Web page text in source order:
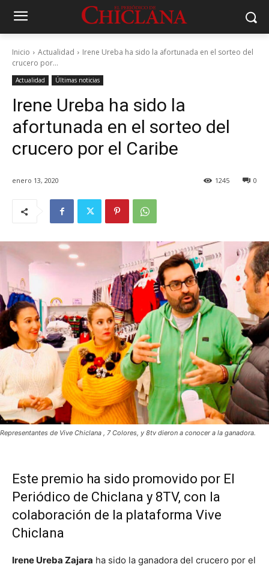
Inicio Actualidad
Irene Ureba ha sido la afortunada en el sorteo del
crucero por...
Actualidad Últimas noticias
Irene Ureba ha sido la
afortunada en el sorteo del
crucero por el Caribe
enero 13, 2020 0
1245
Representantes de Vive Chiclana , 7 Colores, y 8tv dieron a conocer a la ganadora.
Este premio ha sido promovido por El
Periódico de Chiclana y 8TV, con la
colaboración de la plataforma Vive
Chiclana
Irene Ureba Zajara ha sido la ganadora del crucero por el